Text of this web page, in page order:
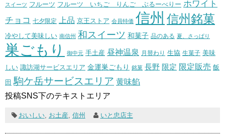
スイーツ フルーツ フルーツ いちご りんご ぶるーべりー ホワイト
チョコ 七夕限定 上品 京王ストア 会員特価 信州 信州銘菓
冷やして美味しい 南信州 和スイーツ 和菓子 品のある 夏、さっぱり
巣ごもり 御中元 手土産 昼神温泉 月替わり 生協 生菓子 美味
しい 諏訪湖サービスエリア 金運巣ごもり 銘菓 長野 限定 限定販売 飯
田 駒ケ岳サービスエリア 黄味餡
投稿SNS下のテキストエリア
おいしい, お土産 信州 いと忠店主